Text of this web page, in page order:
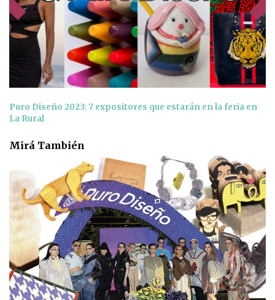
Puro Diseño 2023: 7 expositores que estarán en la feria en
La Rural
Mirá También